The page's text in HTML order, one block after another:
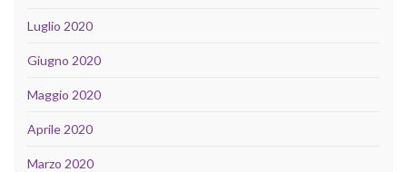
Luglio 2020
Giugno 2020
Maggio 2020
Aprile 2020
Marzo 2020